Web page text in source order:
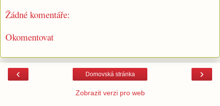
Žádné komentáře:
Okomentovat
‹ ›
Domovská stránka
Zobrazit verzi pro web